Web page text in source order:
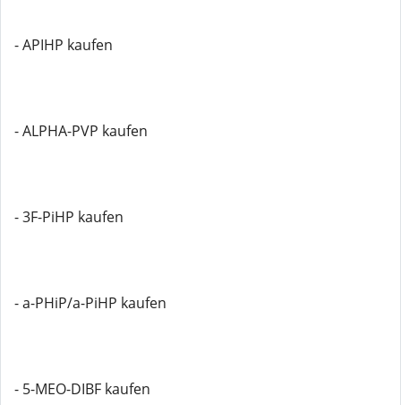
- APIHP kaufen
- ALPHA-PVP kaufen
- 3F-PiHP kaufen
- a-PHiP/a-PiHP kaufen
- 5-MEO-DIBF kaufen